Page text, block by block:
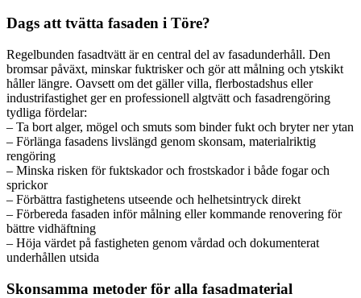
Dags att tvätta fasaden i Töre?
Regelbunden fasadtvätt är en central del av fasadunderhåll. Den
bromsar påväxt, minskar fuktrisker och gör att målning och ytskikt
håller längre. Oavsett om det gäller villa, flerbostadshus eller
industrifastighet ger en professionell algtvätt och fasadrengöring
tydliga fördelar:
– Ta bort alger, mögel och smuts som binder fukt och bryter ner ytan
– Förlänga fasadens livslängd genom skonsam, materialriktig
rengöring
– Minska risken för fuktskador och frostskador i både fogar och
sprickor
– Förbättra fastighetens utseende och helhetsintryck direkt
– Förbereda fasaden inför målning eller kommande renovering för
bättre vidhäftning
– Höja värdet på fastigheten genom vårdad och dokumenterat
underhållen utsida
Skonsamma metoder för alla fasadmaterial